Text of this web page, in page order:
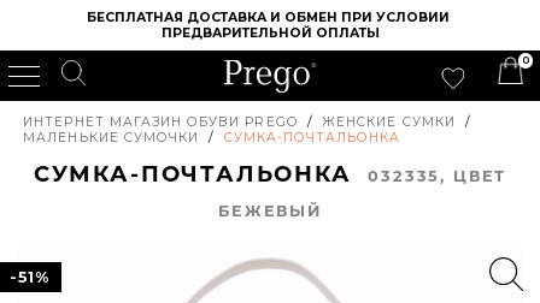
БЕСПЛАТНАЯ ДОСТАВКА И ОБМЕН ПРИ УСЛОВИИ
ПРЕДВАРИТЕЛЬНОЙ ОПЛАТЫ
0
ИНТЕРНЕТ МАГАЗИН ОБУВИ PREGO / ЖЕНСКИЕ СУМКИ
/
МАЛЕНЬКИЕ СУМОЧКИ
/ СУМКА-ПОЧТАЛЬОНКА
СУМКА-ПОЧТАЛЬОНКА032335, ЦВЕТ
БЕЖЕВЫЙ
-51%